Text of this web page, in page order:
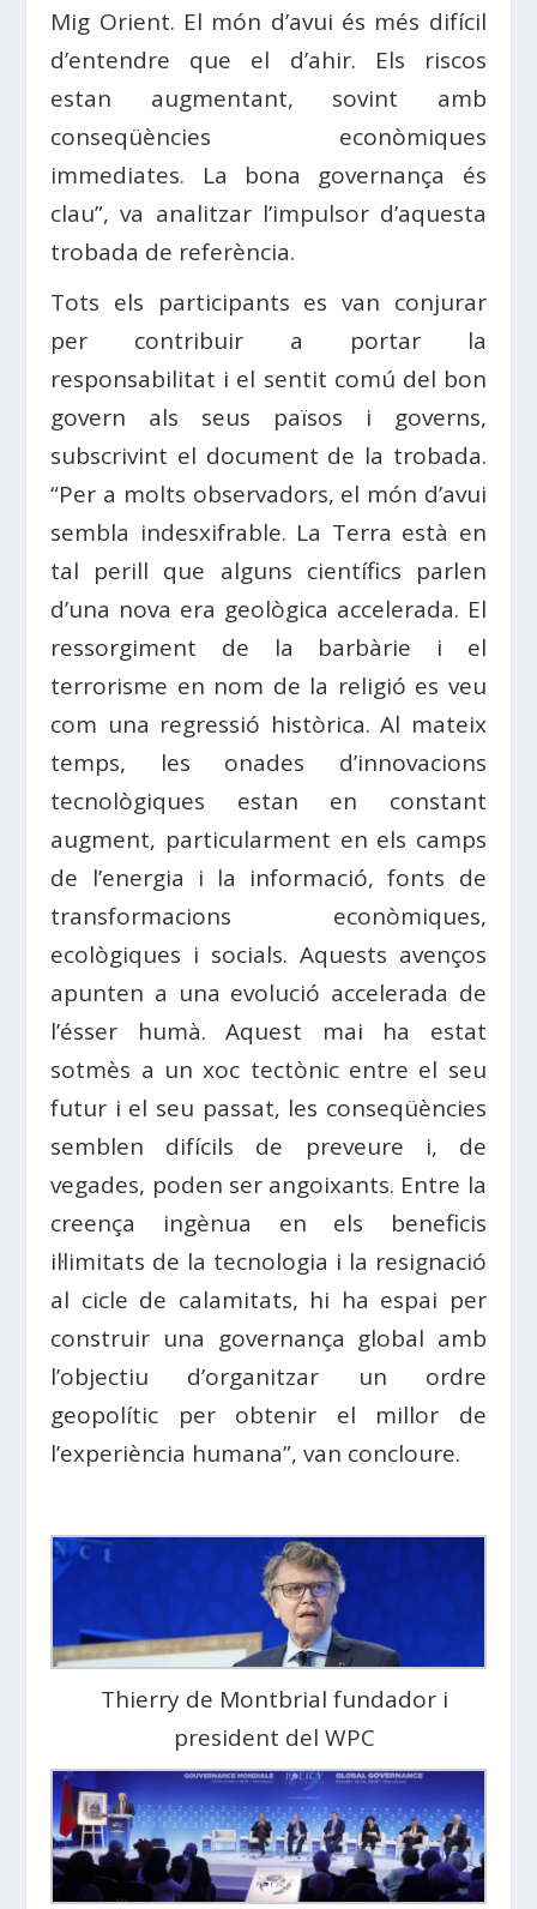
Mig Orient. El món d’avui és més difícil
d’entendre que el d’ahir. Els riscos
estan augmentant, sovint amb
conseqüències econòmiques
immediates. La bona governança és
clau”, va analitzar l’impulsor d’aquesta
trobada de referència.
Tots els participants es van conjurar
per contribuir a portar la
responsabilitat i el sentit comú del bon
govern als seus països i governs,
subscrivint el document de la trobada.
“Per a molts observadors, el món d’avui
sembla indesxifrable. La Terra està en
tal perill que alguns científics parlen
d’una nova era geològica accelerada. El
ressorgiment de la barbàrie i el
terrorisme en nom de la religió es veu
com una regressió històrica. Al mateix
temps, les onades d’innovacions
tecnològiques estan en constant
augment, particularment en els camps
de l’energia i la informació, fonts de
transformacions econòmiques,
ecològiques i socials. Aquests avenços
apunten a una evolució accelerada de
l’ésser humà. Aquest mai ha estat
sotmès a un xoc tectònic entre el seu
futur i el seu passat, les conseqüències
semblen difícils de preveure i, de
vegades, poden ser angoixants. Entre la
creença ingènua en els beneficis
il·limitats de la tecnologia i la resignació
al cicle de calamitats, hi ha espai per
construir una governança global amb
l’objectiu d’organitzar un ordre
geopolític per obtenir el millor de
l’experiència humana”, van concloure.
Thierry de Montbrial fundador i
president del WPC